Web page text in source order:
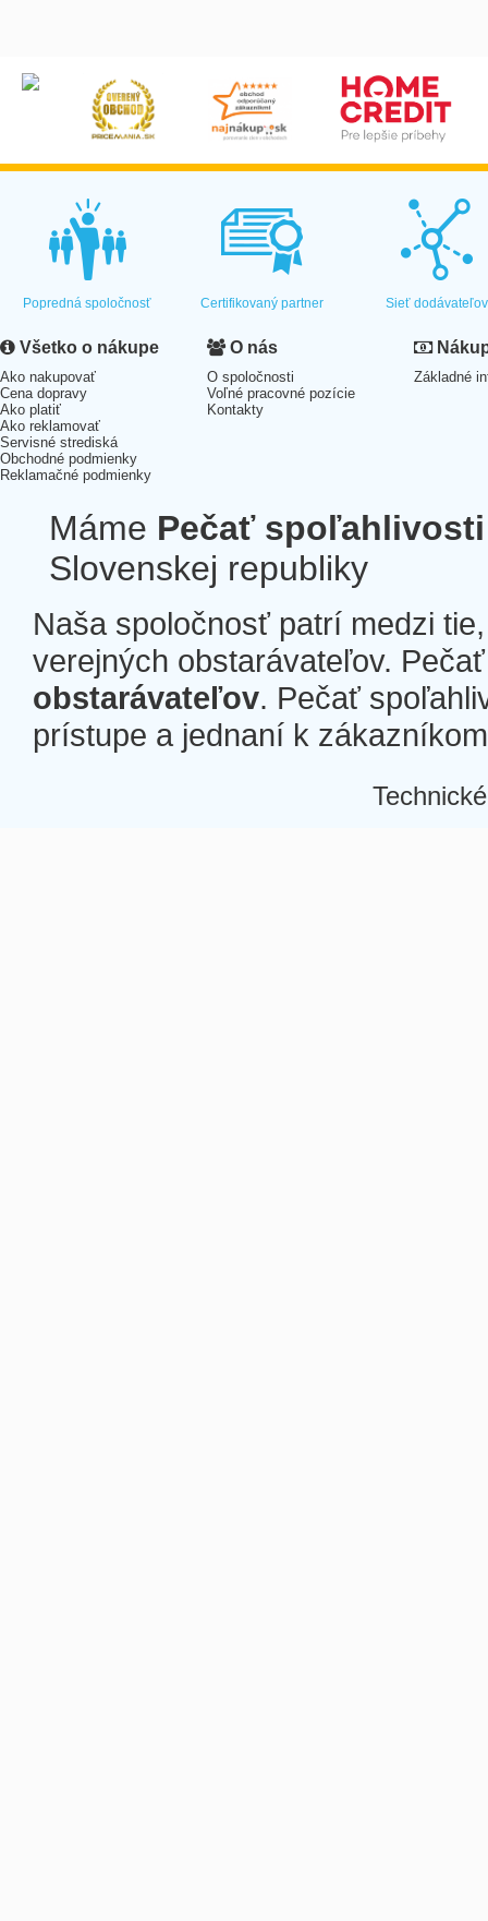
Popredná spoločnosť Certifikovaný partner Sieť dodávateľov
Všetko o nákupe
Ako nakupovať
Cena dopravy
Ako platiť
Ako reklamovať
Servisné strediská
Obchodné podmienky
Reklamačné podmienky
O nás
O spoločnosti
Voľné pracovné pozície
Kontakty
Základné
Máme Pečať spoľahlivosti
Slovenskej republiky
Naša spoločnosť patrí medzi
verejných obstarávateľov.
obstarávateľov. Pečať
prístupe a jednaní k